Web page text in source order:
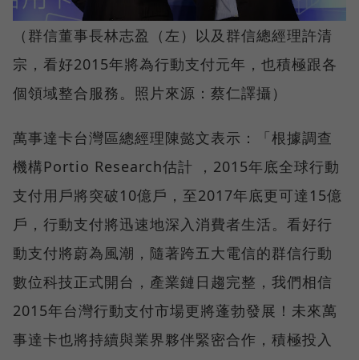
（群信董事長林志盈（左）以及群信總經理許清
宗，看好2015年將為行動支付元年，也積極跟各
個領域整合服務。照片來源：蔡仁譯攝）
萬事達卡台灣區總經理陳懿文表示：「根據調查
機構Portio Research估計 ，2015年底全球行動
支付用戶將突破10億戶，至2017年底更可達15億
戶，行動支付將迅速地深入消費者生活。看好行
動支付將蔚為風潮，隨著跨五大電信的群信行動
數位科技正式開台，產業鏈日趨完整，我們相信
2015年台灣行動支付市場更將蓬勃發展！未來萬
事達卡也將持續與業界夥伴緊密合作，積極投入